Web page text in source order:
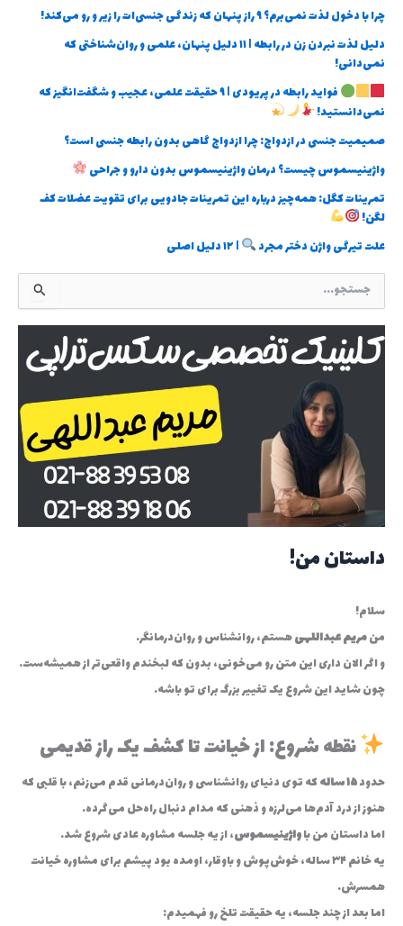
چرا با دخول لذت نمی‌برم؟ ۹ راز پنهان که زندگی جنسی‌ات را زیر و رو می‌کند!
دلیل لذت نبردن زن در رابطه | ۱۱ دلیل پنهان، علمی و روان‌شناختی که
نمی‌دانی!
فواید رابطه در پریودی | ۹ حقیقت علمی، عجیب و شگفت‌انگیز که
نمی‌دانستید!
صمیمیت جنسی در ازدواج: چرا ازدواج گاهی بدون رابطه جنسی است؟
واژینیسموس چیست؟ درمان واژینیسموس بدون دارو و جراحی
تمرینات کگل: همه‌چیز درباره این تمرینات جادویی برای تقویت عضلات کف
لگن!
علت تیرگی واژن دختر مجرد
| ۱۲ دلیل اصلی
ج
و
داستان من!
سلام!
منمریم عبداللهیهستم، روانشناس و روان‌درمانگر.
و اگر الان داری این متن رو می‌خونی، بدون که لبخندم واقعی‌تر از همیشه‌ست…
چون شاید این شروع یک تغییر بزرگ برای تو باشه.
نقطه شروع: از خیانت تا کشف یک راز قدیمی
حدود۱۵ ساله
که توی دنیای روانشناسی و روان‌درمانی قدم می‌زنم، با قلبی که
هنوز از درد آدم‌ها می‌لرزه و ذهنی که مدام دنبال راه‌حل می‌گرده.
اما داستان من باواژینیسموس، از یه جلسه مشاوره عادی شروع شد…
یه خانم ۳۴ ساله، خوش‌پوش و باوقار، اومده بود پیشم برای مشاوره خیانت
همسرش.
اما بعد از چند جلسه، یه حقیقت تلخ رو فهمیدم: